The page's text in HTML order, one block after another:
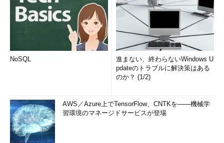
NoSQL
進まない、終わらないWindows U
pdateのトラブルに解決策はある
のか？ (1/2)
AWS／Azure上でTensorFlow、CNTKを――機械学
習環境のマネージドサービスが登場